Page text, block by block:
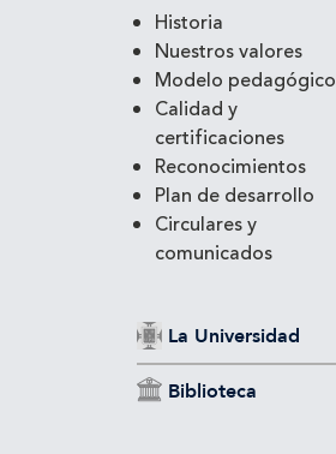
Historia
Nuestros valores
Modelo pedagógico
Calidad y
certificaciones
Reconocimientos
Plan de desarrollo
Circulares y
comunicados
La Universidad
Biblioteca